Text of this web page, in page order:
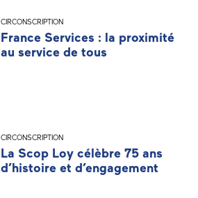
CIRCONSCRIPTION
France Services : la proximité
au service de tous
CIRCONSCRIPTION
La Scop Loy célèbre 75 ans
d’histoire et d’engagement